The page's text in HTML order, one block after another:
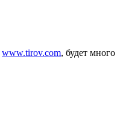
www.tirov.com, будет много